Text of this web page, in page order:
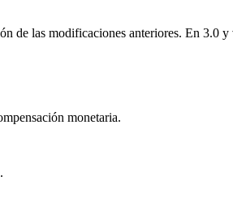
las modificaciones anteriores. En 3.0
monetaria.